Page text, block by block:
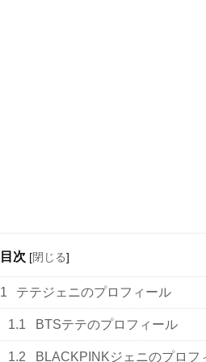
目次 [閉じる]
1 テテジェニのプロフィール
1.1 BTSテテのプロフィール
1.2 BLACKPINKジェニのプロフ